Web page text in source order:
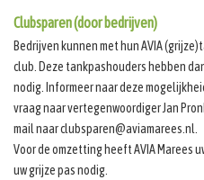
Clubsparen (door bedrijven)
Bedrijven kunnen met hun AVIA
club. Deze tankpashouders hebben
nodig. Informeer naar deze
vraag naar vertegenwoordiger Jan
mail naar clubsparen@aviamarees.nl.
Voor de omzetting heeft AVIA Marees
uw grijze pas nodig.